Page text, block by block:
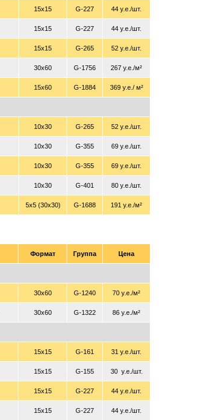
15x15 G-227 44 у.е./шт.
15x15 G-227 44 у.е./шт.
15x15 G-265 52 у.е./шт.
30x60 G-1756 267 у.е./м²
15x60 G-1884 369 у.е./ м²
10x30 G-265 52 у.е./шт.
10x30 G-355 69 у.е./шт.
10x30 G-355 69 у.е./шт.
10x30 G-401 80 у.е./шт.
5x5 (30x30) G-1688 191 у.е./м²
Формат Группа Цена
30x60 G-1240 70 у.е./м²
30x60 G-1322 86 у.е./м²
15x15 G-161 31 у.е./шт.
15x15 G-155 30 у.е./шт.
15x15 G-227 44 у.е./шт.
15x15 G-227 44 у.е./шт.